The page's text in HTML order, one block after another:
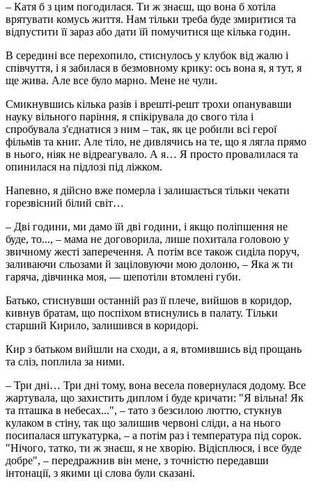
– Катя б з цим погодилася. Ти ж знаєш, що вона б хотіла
врятувати комусь життя. Нам тільки треба буде змиритися та
відпустити її зараз або дати їй помучитися ще кілька годин.
В середині все перехопило, стиснулось у клубок від жалю і
співчуття, і я забилася в безмовному крику: ось вона я, я тут, я
ще жива. Але все було марно. Мене не чули.
Смикнувшись кілька разів і врешті-решт трохи опанувавши
науку вільного паріння, я спікірувала до свого тіла і
спробувала з'єднатися з ним – так, як це робили всі герої
фільмів та книг. Але тіло, не дивлячись на те, що я лягла прямо
в нього, ніяк не відреагувало. А я… Я просто провалилася та
опинилася на підлозі під ліжком.
Напевно, я дійсно вже померла і залишається тільки чекати
горезвісний білий світ…
– Дві години, ми дамо їй дві години, і якщо поліпшення не
буде, то..., – мама не договорила, лише похитала головою у
звичному жесті заперечення. А потім все також сиділа поруч,
заливаючи сльозами й заціловуючи мою долоню, – Яка ж ти
гаряча, дівчинка моя, — шепотіли втомлені губи.
Батько, стиснувши останній раз її плече, вийшов в коридор,
кивнув братам, що поспіхом втиснулись в палату. Тільки
старший Кирило, залишився в коридорі.
Кир з батьком вийшли на сходи, а я, втомившись від прощань
та сліз, поплила за ними.
– Три дні… Три дні тому, вона весела повернулася додому. Все
жартувала, що захистить диплом і буде кричати: "Я вільна! Як
та пташка в небесах...", – тато з безсилою люттю, стукнув
кулаком в стіну, так що залишив червоні сліди, а на нього
посипалася штукатурка, – а потім раз і температура під сорок.
"Нічого, татко, ти ж знаєш, я не хворію. Відісплюся, і все буде
добре", – передражнив він мене, з точністю передавши
інтонації, з якими ці слова були сказані.